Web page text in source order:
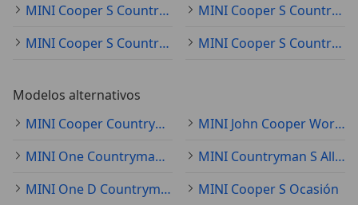
MINI Cooper S Countryman 2011
MINI Cooper S Countryman 2020
MINI Cooper S Countryman 2021
MINI Cooper S Countryman 2014
Modelos alternativos
MINI Cooper Countryman Ocasión
MINI John Cooper Works Countryman Ocasión
MINI One Countryman Ocasión
MINI Countryman S All4 Ocasión
MINI One D Countryman Ocasión
MINI Cooper S Ocasión